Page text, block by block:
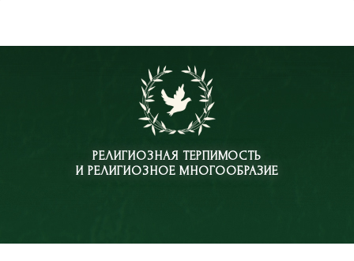
РЕЛИГИОЗНАЯ ТЕРПИМОСТЬ
И РЕЛИГИОЗНОЕ МНОГООБРАЗИЕ